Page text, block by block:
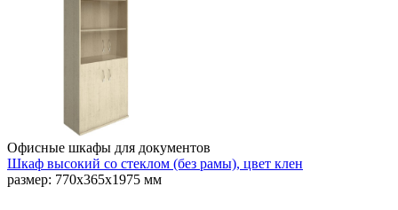
Офисные шкафы для документов
Шкаф высокий со стеклом (без рамы), цвет клен
размер: 770х365х1975 мм